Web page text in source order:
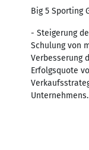
Big 5 Sporting
- Steigerung
Schulung von
Verbesserung
Erfolgsquote
Unternehmens.